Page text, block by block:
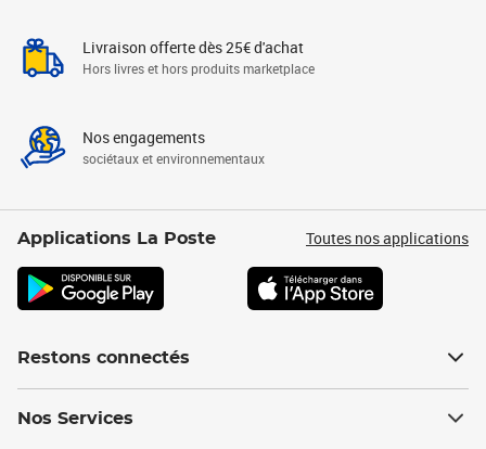
Livraison offerte dès 25€ d'achat
Hors livres et hors produits marketplace
Nos engagements
sociétaux et environnementaux
Applications La Poste Toutes nos applications
Restons connectés
Nos Services